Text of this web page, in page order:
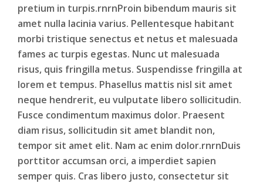
pretium in turpis.rnrnProin bibendum mauris sit
amet nulla lacinia varius. Pellentesque habitant
morbi tristique senectus et netus et malesuada
fames ac turpis egestas. Nunc ut malesuada
risus, quis fringilla metus. Suspendisse fringilla at
lorem et tempus. Phasellus mattis nisl sit amet
neque hendrerit, eu vulputate libero sollicitudin.
Fusce condimentum maximus dolor. Praesent
diam risus, sollicitudin sit amet blandit non,
tempor sit amet elit. Nam ac enim dolor.rnrnDuis
porttitor accumsan orci, a imperdiet sapien
semper quis. Cras libero justo, consectetur sit